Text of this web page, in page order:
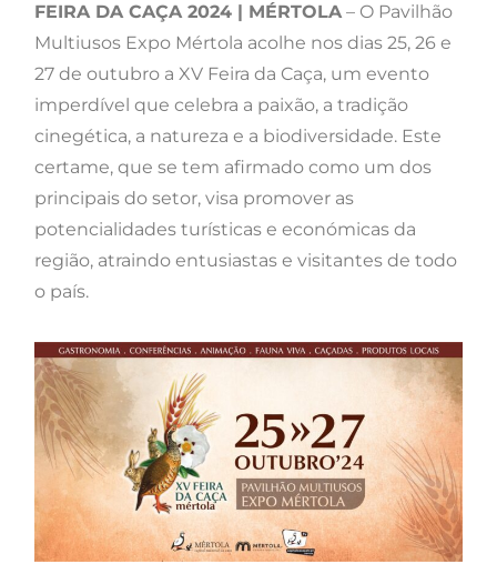
FEIRA DA CAÇA 2024 | MÉRTOLA– O Pavilhão
Multiusos Expo Mértola acolhe nos dias 25, 26 e
27 de outubro a XV Feira da Caça, um evento
imperdível que celebra a paixão, a tradição
cinegética, a natureza e a biodiversidade. Este
certame, que se tem afirmado como um dos
principais do setor, visa promover as
potencialidades turísticas e económicas da
região, atraindo entusiastas e visitantes de todo
o país.